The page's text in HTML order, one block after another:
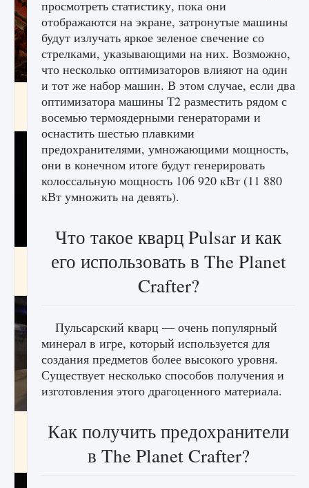
Как найти Гробницу Изгоев в Diablo 4
9 августа 2024 1 337 0 0
Как получить Thunder Egg в Stardew Valley
1 244 0
Как исправить неработающие награды For
Honor
9 августа 2024 1 205 0 0
просмотреть статистику, пока они
отображаются на экране, затронутые машины
будут излучать яркое зеленое свечение со
стрелками, указывающими на них. Возможно,
что несколько оптимизаторов влияют на один
и тот же набор машин. В этом случае, если два
оптимизатора машины Т2 разместить рядом с
восемью термоядерными генераторами и
оснастить шестью плавкими
предохранителями, умножающими мощность,
они в конечном итоге будут генерировать
колоссальную мощность 106 920 кВт (11 880
кВт умножить на девять).
Что такое кварц Pulsar и как
его использовать в The Planet
Crafter?
Пульсарский кварц — очень популярный
минерал в игре, который используется для
создания предметов более высокого уровня.
Существует несколько способов получения и
изготовления этого драгоценного материала.
Как получить предохранители
в The Planet Crafter?